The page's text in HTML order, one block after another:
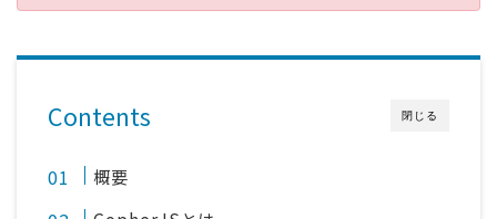
閉じる
Contents
概要